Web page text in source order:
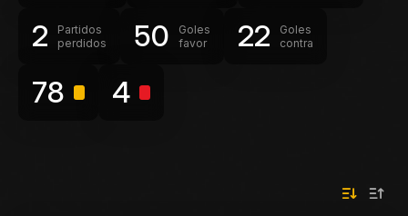
2
Partidos
perdidos
50
Goles
favor
22
Goles
contra
78 4